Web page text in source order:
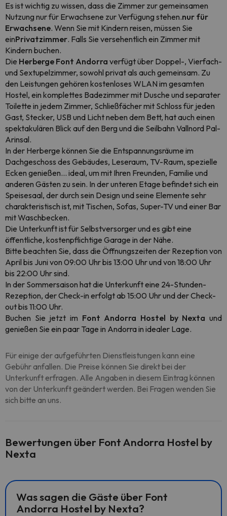
Es ist wichtig zu wissen, dass die Zimmer zur gemeinsamen
Nutzung nur für Erwachsene zur Verfügung stehen.nur für
Erwachsene. Wenn Sie mit Kindern reisen, müssen Sie
einPrivatzimmer. Falls Sie versehentlich ein Zimmer mit
Kindern buchen.
Die Herberge Font Andorra verfügt über Doppel-, Vierfach-
und Sextupelzimmer, sowohl privat als auch gemeinsam. Zu
den Leistungen gehören kostenloses WLAN im gesamten
Hostel, ein komplettes Badezimmer mit Dusche und separater
Toilette in jedem Zimmer, Schließfächer mit Schloss für jeden
Gast, Stecker, USB und Licht neben dem Bett, hat auch einen
spektakulären Blick auf den Berg und die Seilbahn Vallnord Pal-
Arinsal.
In der Herberge können Sie die Entspannungsräume im
Dachgeschoss des Gebäudes, Leseraum, TV-Raum, spezielle
Ecken genießen... ideal, um mit Ihren Freunden, Familie und
anderen Gästen zu sein. In der unteren Etage befindet sich ein
Speisesaal, der durch sein Design und seine Elemente sehr
charakteristisch ist, mit Tischen, Sofas, Super-TV und einer Bar
mit Waschbecken.
Die Unterkunft ist für Selbstversorger und es gibt eine
öffentliche, kostenpflichtige Garage in der Nähe.
Bitte beachten Sie, dass die Öffnungszeiten der Rezeption von
April bis Juni von 09:00 Uhr bis 13:00 Uhr und von 18:00 Uhr
bis 22:00 Uhr sind.
In der Sommersaison hat die Unterkunft eine 24-Stunden-
Rezeption, der Check-in erfolgt ab 15:00 Uhr und der Check-
out bis 11:00 Uhr.
Buchen Sie jetzt im Font Andorra Hostel by Nexta und
genießen Sie ein paar Tage in Andorra in idealer Lage.
Für einige der aufgeführten Dienstleistungen kann eine
Gebühr anfallen. Die Preise können Sie direkt bei der
Unterkunft erfragen. Alle Angaben in diesem Eintrag können
von der Unterkunft geändert werden. Bei Fragen wenden Sie
sich bitte an uns.
Bewertungen über Font Andorra Hostel by
Nexta
Was sagen die Gäste über Font
Andorra Hostel by Nexta?